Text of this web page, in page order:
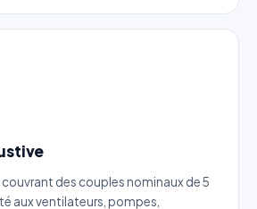
des couples nominaux de 5
aux ventilateurs, pompes,
: Limiteur de
à Billes ATEX